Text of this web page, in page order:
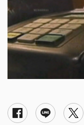
普發六千的詐騙手法有哪
虛擬貨幣遭不法之徒濫用？
詐騙老招有新的説法？
民眾要如何防範？
遭受身份冒用可以怎麼做？